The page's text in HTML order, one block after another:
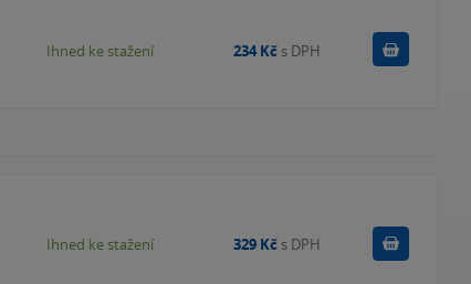
Ihned ke stažení 234 Kč s DPH Koupit
Ihned ke stažení 329 Kč s DPH Koupit